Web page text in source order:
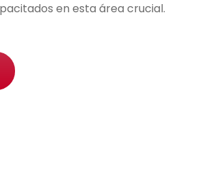
en esta área crucial.